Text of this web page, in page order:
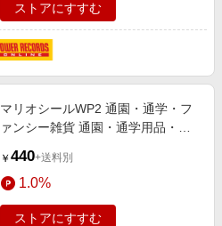
ストアにすすむ
マリオシールWP2 通園・通学・フ
ァンシー雑貨 通園・通学用品・お
￥ 440+送料別
1.0%
ストアにすすむ